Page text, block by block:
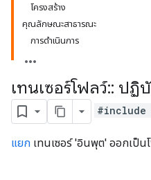
โครงสร้าง
คุณลักษณะสาธารณะ
การดำเนินการ
เทนเซอร์โฟลว์:: ปฏิ
#include
แยก เทนเซอร์ 'อินพุต' ออกเป็น